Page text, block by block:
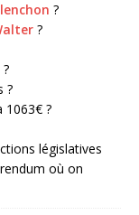
?
?
?
1063€ ?
législatives
où on